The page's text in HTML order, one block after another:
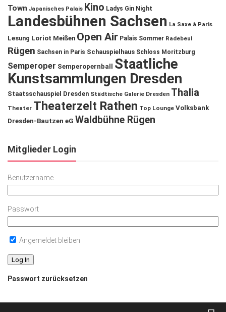
Town Japanisches Palais Kino Ladys Gin Night
Landesbühnen Sachsen La Saxe à Paris
Lesung Loriot Meißen Open Air Palais Sommer Radebeul
Rügen Sachsen in Paris Schauspielhaus Schloss Moritzburg
Semperoper Semperopernball
Staatliche
Kunstsammlungen Dresden
Staatsschauspiel Dresden Städtische Galerie Dresden Thalia
Theater Theaterzelt Rathen Top Lounge Volksbank
Dresden-Bautzen eG Waldbühne Rügen
Mitglieder Login
Benutzername
Passwort
Angemeldet bleiben
Passwort zurücksetzen